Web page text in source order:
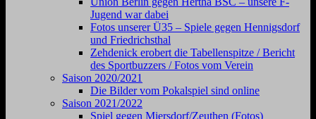
Jugend war dabei
Fotos unserer Ü35 – Spiele gegen Hennigsdorf
und Friedrichsthal
Zehdenick erobert die Tabellenspitze / Bericht
des Sportbuzzers / Fotos vom Verein
Saison 2020/2021
Die Bilder vom Pokalspiel sind online
Saison 2021/2022
Spiel gegen Miersdorf/Zeuthen (Fotos)